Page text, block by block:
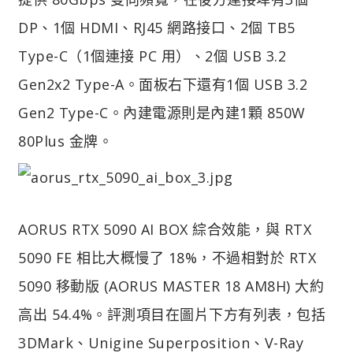
DP、1個 HDMI、RJ45 網路接口、2個 TB5
Type-C（1個連接 PC 用）、2個 USB 3.2
Gen2x2 Type-A。面板右下還有1個 USB 3.2
Gen2 Type-C。內建電源則是內建1顆 850W
80Plus 金牌。
AORUS RTX 5090 AI BOX 綜合效能，與 RTX
5090 FE 相比大概慢了 18%，不過相對於 RTX
5090 移動版 (AORUS MASTER 18 AM8H) 大約
高出 54.4%。評測項目在圖片下方有列表，包括
3DMark、Unigine Superposition、V-Ray